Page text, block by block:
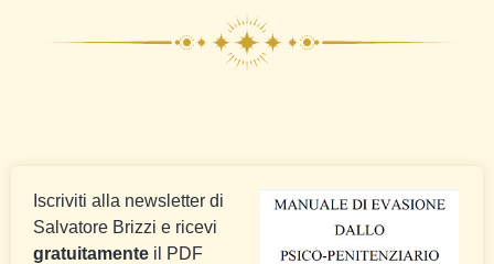
Iscriviti alla newsletter di
Salvatore Brizzi e ricevi
gratuitamente il PDF